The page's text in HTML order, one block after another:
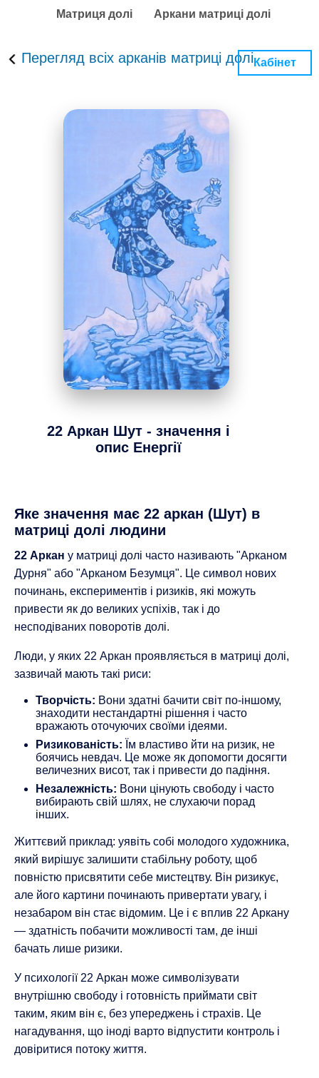
Матриця долі Аркани матриці долі
Кабінет
Перегляд всіх арканів матриці долі
22 Аркан Шут - значення і
опис Енергії
Яке значення має 22 аркан (Шут) в
матриці долі людини
22 Аркан у матриці долі часто називають "Арканом
Дурня" або "Арканом Безумця". Це символ нових
починань, експериментів і ризиків, які можуть
привести як до великих успіхів, так і до
несподіваних поворотів долі.
Люди, у яких 22 Аркан проявляється в матриці долі,
зазвичай мають такі риси:
Творчість: Вони здатні бачити світ по-іншому,
знаходити нестандартні рішення і часто
вражають оточуючих своїми ідеями.
Ризикованість: Їм властиво йти на ризик, не
боячись невдач. Це може як допомогти досягти
величезних висот, так і привести до падіння.
Незалежність: Вони цінують свободу і часто
вибирають свій шлях, не слухаючи порад
інших.
Життєвий приклад: уявіть собі молодого художника,
який вирішує залишити стабільну роботу, щоб
повністю присвятити себе мистецтву. Він ризикує,
але його картини починають привертати увагу, і
незабаром він стає відомим. Це і є вплив 22 Аркану
— здатність побачити можливості там, де інші
бачать лише ризики.
У психології 22 Аркан може символізувати
внутрішню свободу і готовність приймати світ
таким, яким він є, без упереджень і страхів. Це
нагадування, що іноді варто відпустити контроль і
довіритися потоку життя.